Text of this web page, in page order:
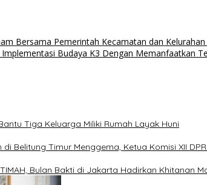
Bersama Pemerintah Kecamatan dan
Budaya K3 Dengan Memanfaatkan
Tiga Keluarga Miliki Rumah Layak Huni
Belitung Timur Menggema, Ketua Komisi XII
Bulan Bakti di Jakarta Hadirkan Khitanan